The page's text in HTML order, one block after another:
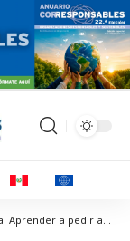
Corresponsables > Opinión > Salud mental y Familia: Aprender a pedir ayuda también es cuidarse